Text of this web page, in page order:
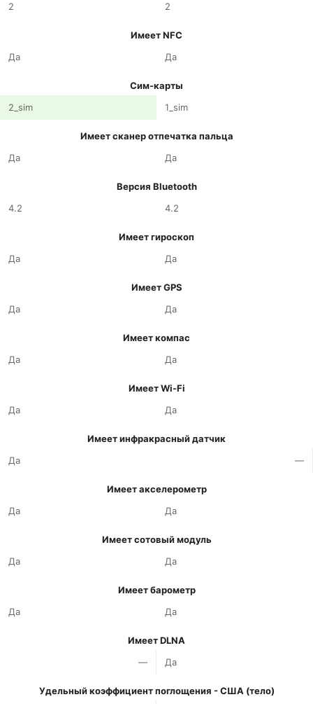
2
2
Имеет NFC
Да
Да
Сим-карты
2_sim
1_sim
Имеет сканер отпечатка пальца
Да
Да
Версия Bluetooth
4.2
4.2
Имеет гироскоп
Да
Да
Имеет GPS
Да
Да
Имеет компас
Да
Да
Имеет Wi-Fi
Да
Да
Имеет инфракрасный датчик
Да
—
Имеет акселерометр
Да
Да
Имеет сотовый модуль
Да
Да
Имеет барометр
Да
Да
Имеет DLNA
—
Да
Удельный коэффициент поглощения - США (тело)